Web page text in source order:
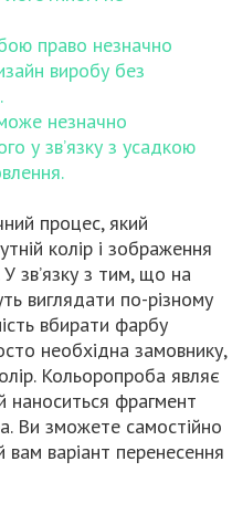
право незначно
виробу без
незначно
у зв’язку з усадкою
процес, який
колір і зображення
зв’язку з тим, що на
виглядати по-різному
вбирати фарбу
необхідна замовнику,
Кольоропроба являє
наноситься фрагмент
Ви зможете самостійно
варіант перенесення